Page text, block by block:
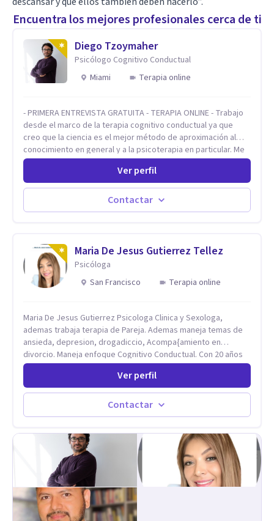
Encuentra los mejores profesionales cerca de ti
Diego Tzoymaher
Psicólogo Cognitivo Conductual
Miami
Terapia online
- PRIMERA ENTREVISTA GRATUITA - TERAPIA ONLINE - Trabajo
desde el marco de la terapia cognitivo conductual ya que
creo que la ciencia es el mejor método de aproximación al
conocimiento en general y a la psicoterapia en particular. Me
interesan los procesos de cambio conductual por los que una
persona pueda alcanzar sus objetivos, transitando,
aceptando y modificando sus patrones cognitivos y
emocionales. Abordo patologías específicas como trastornos
de ansiedad y del ánimo, y también crisis vitales y procesos
Ver perfil
Contactar
Maria De Jesus Gutierrez Tellez
Psicóloga
San Francisco
Terapia online
Maria De Jesus Gutierrez Psicologa Clinica y Sexologa,
ademas trabaja terapia de Pareja. Ademas maneja temas de
ansieda, depresion, drogadiccio, Acompa{amiento en
divorcio. Maneja enfoque Cognitivo Conductual. Con 20 años
de experiencia, constantemente capacitandose en las
diferntes areas de la Salud Mental.
Ver perfil
Contactar